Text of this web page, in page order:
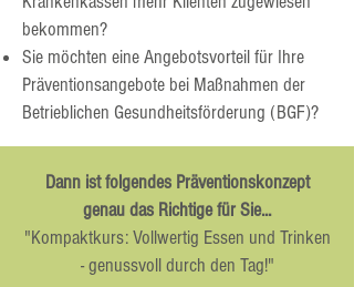
bekommen?
Sie möchten eine Angebotsvorteil für Ihre
Präventionsangebote bei Maßnahmen der
Betrieblichen Gesundheitsförderung (BGF)?
​Dann ist folgendes Präventionskonzept
genau das Richtige für Sie...
"Kompaktkurs: Vollwertig Essen und Trinken
- genussvoll durch den Tag!"